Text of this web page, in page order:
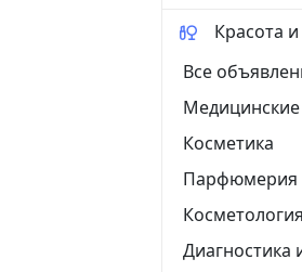
Красота
Все
Медицинские
Косметика
Парфюмерия
Диагностика